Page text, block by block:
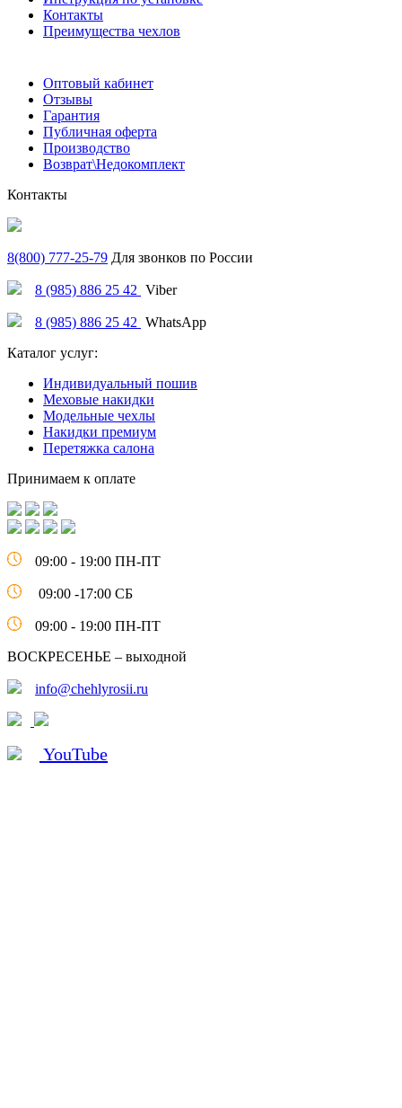
Контакты
Преимущества чехлов
Оптовый кабинет
Отзывы
Гарантия
Публичная оферта
Производство
Возврат\Недокомплект
Контакты
8(800) 777-25-79 Для звонков по России
8 (985) 886 25 42 Viber
8 (985) 886 25 42 WhatsApp
Каталог услуг:
Индивидуальный пошив
Меховые накидки
Модельные чехлы
Накидки премиум
Перетяжка салона
Принимаем к оплате
09:00 - 19:00 ПН-ПТ
09:00 -17:00 СБ
09:00 - 19:00 ПН-ПТ
ВОСКРЕСЕНЬЕ – выходной
info@chehlyrosii.ru
YouTube